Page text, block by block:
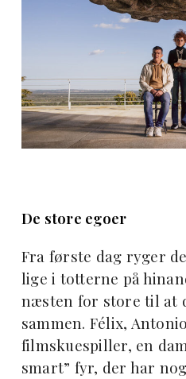
De store egoer
Fra første dag ryger
lige i totterne på
næsten for store til at
sammen. Félix,
filmskuespiller, en
smart” fyr, der har